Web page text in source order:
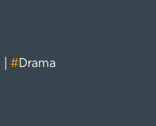
| #Drama